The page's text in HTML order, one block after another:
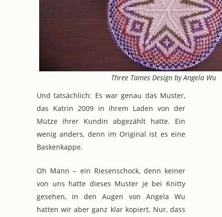
Three Tames Design by Angela Wu
Und tatsächlich: Es war genau das Muster,
das Katrin 2009 in ihrem Laden von der
Mütze ihrer Kundin abgezählt hatte. Ein
wenig anders, denn im Original ist es eine
Baskenkappe.
Oh Mann – ein Riesenschock, denn keiner
von uns hatte dieses Muster je bei Knitty
gesehen, in den Augen von Angela Wu
hatten wir aber ganz klar kopiert. Nur, dass